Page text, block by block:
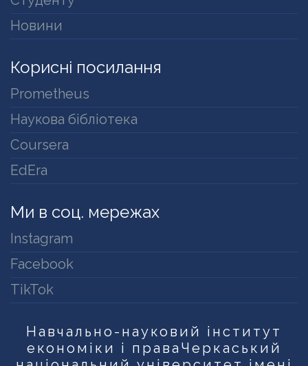
Новини
Корисні посилання
Prometheus
Наукова бібліотека
Coursera
EdEra
Ми в соц. мережах
Instagram
Facebook
TikTok
Навчально-науковий інститут
економіки і права Черкаський